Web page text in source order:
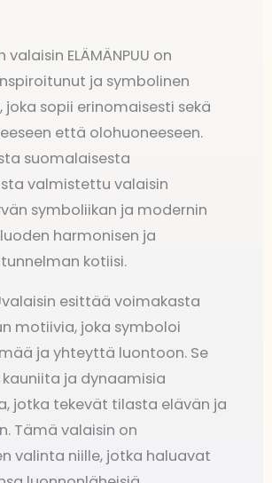
ELÄMÄNPUU on
ja symbolinen
joka sopii erinomaisesti sekä
että olohuoneeseen.
suomalaisesta
valmistettu valaisin
symboliikan ja modernin
harmonisen ja
kotiisi.
esittää voimakasta
motiivia, joka symboloi
ja yhteyttä luontoon. Se
kauniita ja dynaamisia
jotka tekevät tilasta elävän ja
Tämä valaisin on
valinta niille, jotka haluavat